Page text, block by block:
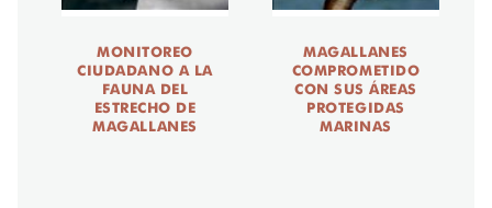
MONITOREO
CIUDADANO A LA
FAUNA DEL
ESTRECHO DE
MAGALLANES
MAGALLANES
COMPROMETIDO
CON SUS ÁREAS
PROTEGIDAS
MARINAS